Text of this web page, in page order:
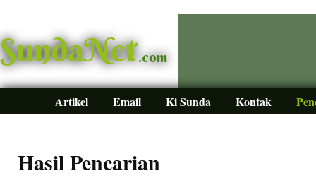
SundaNet.com
Artikel Email Ki Sunda Kontak
Hasil Pencarian